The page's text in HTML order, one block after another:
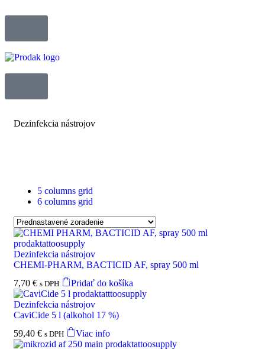
Dezinfekcia nástrojov
5 columns grid
6 columns grid
Dezinfekcia nástrojov
CHEMI-PHARM, BACTICID AF, spray 500 ml
7,70 € s DPH Pridať do košíka
Dezinfekcia nástrojov
CaviCide 5 l (alkohol 17 %)
59,40 € s DPH Viac info